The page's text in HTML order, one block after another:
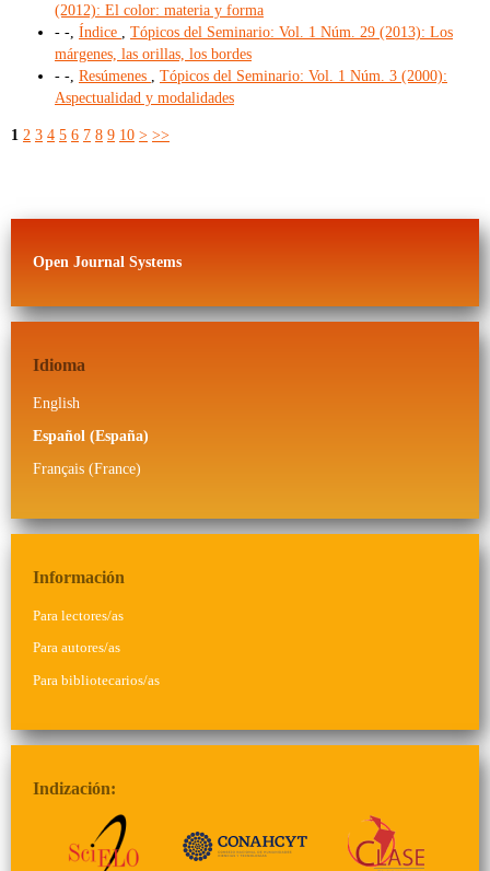
(2012): El color: materia y forma
- -, Índice
Tópicos del Seminario: Vol. 1 Núm. 29 (2013): Los
márgenes, las orillas, los bordes
- -, Resúmenes
Tópicos del Seminario: Vol. 1 Núm. 3 (2000):
Aspectualidad y modalidades
1 2 3 4 5 6 7 8 9 10 > >>
Open Journal Systems
Idioma
English
Español (España)
Français (France)
Información
Para lectores/as
Para autores/as
Para bibliotecarios/as
Indización: